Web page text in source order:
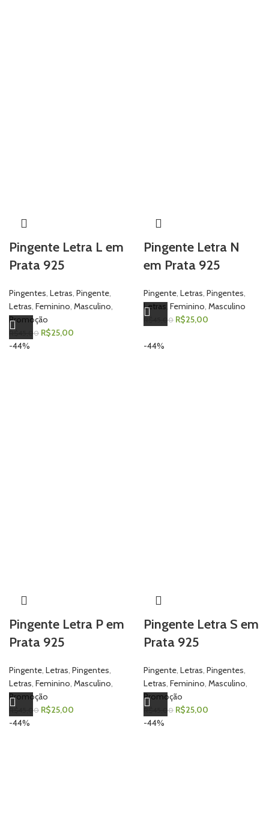
Pingente Letra L em
Prata 925
Pingentes, Letras, Pingente,
Letras, Feminino, Masculino,
Promoção
45,00 R$25,00
Pingente Letra N
em Prata 925
Pingente, Letras, Pingentes,
Letras, Feminino, Masculino
45,00 R$25,00
-44%
Pingente Letra P em
Prata 925
Pingente, Letras, Pingentes,
Letras, Feminino, Masculino,
Promoção
45,00 R$25,00
-44%
Pingente Letra S em
Prata 925
Pingente, Letras, Pingentes,
Letras, Feminino, Masculino,
Promoção
45,00 R$25,00
-44%
-44%